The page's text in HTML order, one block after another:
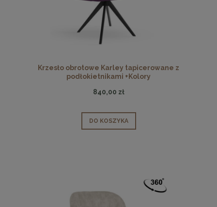
Krzesło obrotowe Karley tapicerowane z
podłokietnikami +Kolory
840,00 zł
DO KOSZYKA